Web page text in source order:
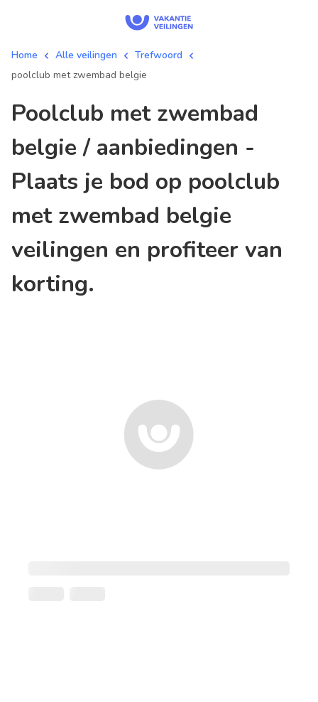
Home Alle veilingen
Trefwoord
poolclub met zwembad belgie
poolclub met zwembad
belgie / aanbiedingen -
Plaats je bod op poolclub
met zwembad belgie
veilingen en profiteer van
korting.